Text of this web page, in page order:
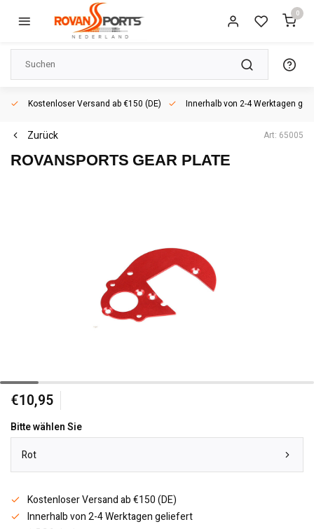
0
Kostenloser Versand ab €150 (DE) Innerhalb von 2-4 Werktagen
Zurück Art: 65005
ROVANSPORTS GEAR PLATE
€10,95
Bitte wählen Sie
Rot
Kostenloser Versand ab €150 (DE)
Innerhalb von 2-4 Werktagen geliefert